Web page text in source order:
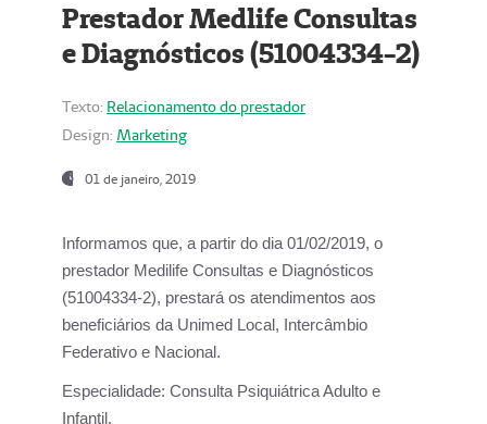
Prestador Medlife Consultas
e Diagnósticos (51004334-2)
Texto: Relacionamento do prestador
Design: Marketing
01 de janeiro, 2019
Informamos que, a partir do dia 01/02/2019, o
prestador Medilife Consultas e Diagnósticos
(51004334-2), prestará os atendimentos aos
beneficiários da Unimed Local, Intercâmbio
Federativo e Nacional.
Especialidade: Consulta Psiquiátrica Adulto e
Infantil.